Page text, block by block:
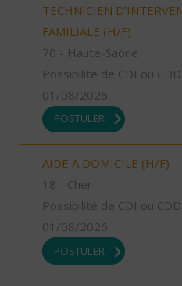
TECHNICIEN
FAMILIALE (H/F)
70 - Haute-Saône
Possibilité de CDI ou CDD
01/08/2026
POSTULER
AIDE A DOMICILE (H/F)
18 - Cher
Possibilité de CDI ou CDD
01/08/2026
POSTULER